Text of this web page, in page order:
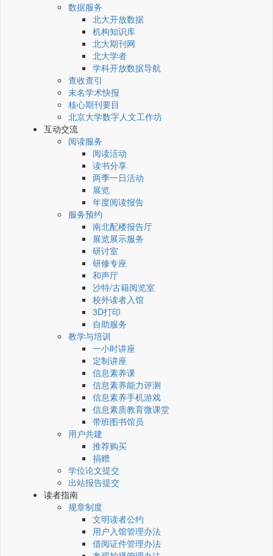
数据服务
北大开放数据
机构知识库
北大期刊网
北大学者
学科开放数据导航
查收查引
未名学术快报
核心期刊要目
北京大学数字人文工作坊
互动交流
阅读服务
阅读活动
读书分享
两季一日活动
展览
年度阅读报告
服务预约
南北配楼报告厅
展览展示服务
研讨室
研修专座
和声厅
沙特/古籍阅览室
校外读者入馆
3D打印
自助服务
教学与培训
一小时讲座
定制讲座
信息素养课
信息素养能力评测
信息素养手机游戏
信息素质教育微课堂
带班图书馆员
用户共建
推荐购买
捐赠
学位论文提交
出站报告提交
读者指南
规章制度
文明读者公约
用户入馆管理办法
借阅证件管理办法